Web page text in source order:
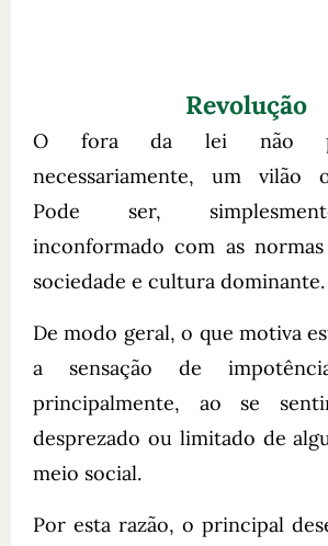
Revolução
O fora da lei não
necessariamente, um vilão
Pode ser,
inconformado com as
sociedade e cultura dominante.
De modo geral, o que motiva
a sensação de
principalmente, ao se
desprezado ou limitado de
meio social.
Por esta razão, o principal